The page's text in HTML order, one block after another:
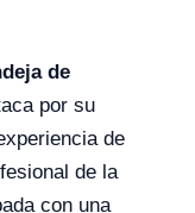
de
por su
de
de la
con una